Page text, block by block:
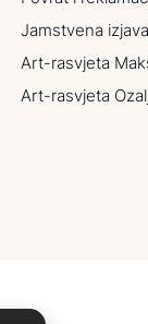
Jamstvena izjava
Art-rasvjeta
Art-rasvjeta